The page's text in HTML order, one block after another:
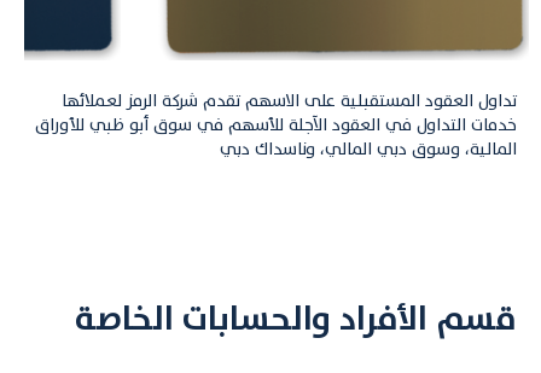
تداول العقود المستقبلية على الاسهم تقدم شركة الرمز لعملائها
خدمات التداول في العقود الآجلة للأسهم في سوق أبو ظبي للأوراق
المالية، وسوق دبي المالي، وناسداك دبي
قسم الأفراد والحسابات الخاصة